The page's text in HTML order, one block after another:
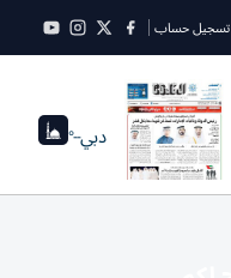
تسجيل حساب
دبي--°